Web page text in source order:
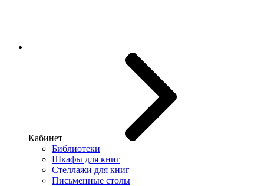
Кабинет
Библиотеки
Шкафы для книг
Стеллажи для книг
Письменные столы